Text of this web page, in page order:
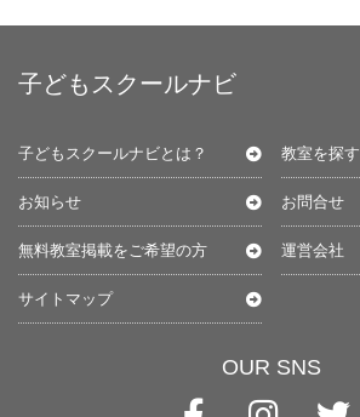
子どもスクールナビ
子どもスクールナビとは？ 教室を探す
お知らせ お問合せ
無料教室掲載をご希望の方 運営会社
サイトマップ
OUR SNS